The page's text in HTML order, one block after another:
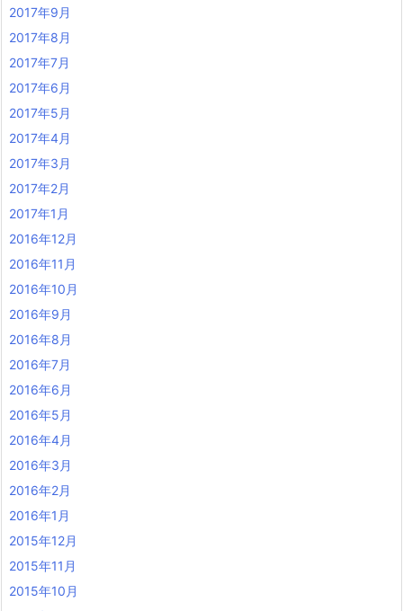
2017年9月
2017年8月
2017年7月
2017年6月
2017年5月
2017年4月
2017年3月
2017年2月
2017年1月
2016年12月
2016年11月
2016年10月
2016年9月
2016年8月
2016年7月
2016年6月
2016年5月
2016年4月
2016年3月
2016年2月
2016年1月
2015年12月
2015年11月
2015年10月